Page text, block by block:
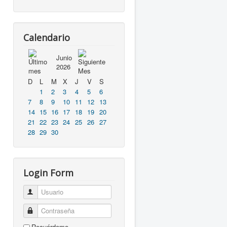
Calendario
Junio
2026
D
L M X J V
S
1
2 3 4 5
6
7
8 9 10 11 12
13
14 15 16 17 18 19 20
21 22 23 24 25 26 27
28 29 30
Login Form
Usuario
Contraseña